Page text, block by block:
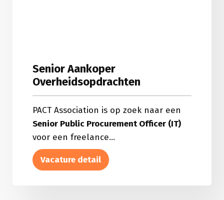
Senior Aankoper
Overheidsopdrachten
PACT Association is op zoek naar een
Senior Public Procurement Officer (IT)
voor een freelance...
Vacature detail
about
Aankoper